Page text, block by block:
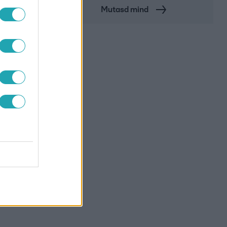
Mutasd mind